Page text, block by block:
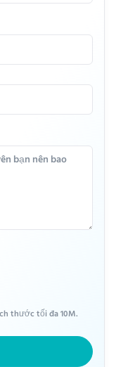
thước tối đa 10M.